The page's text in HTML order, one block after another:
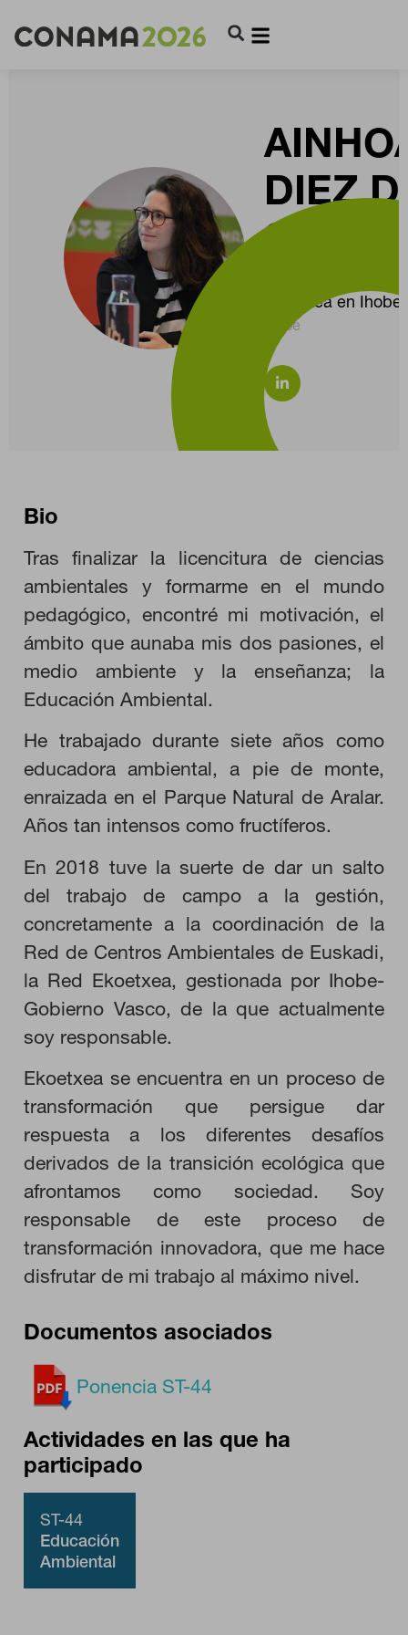
DIEZ
Ekoetxea en Ihobe
Ihobe
Bio
Tras finalizar la licencitura de ciencias
ambientales y formarme en el mundo
pedagógico, encontré mi motivación, el
ámbito que aunaba mis dos pasiones, el
medio ambiente y la enseñanza; la
Educación Ambiental.
He trabajado durante siete años como
educadora ambiental, a pie de monte,
enraizada en el Parque Natural de Aralar.
Años tan intensos como fructíferos.
En 2018 tuve la suerte de dar un salto
del trabajo de campo a la gestión,
concretamente a la coordinación de la
Red de Centros Ambientales de Euskadi,
la Red Ekoetxea, gestionada por Ihobe-
Gobierno Vasco, de la que actualmente
soy responsable.
Ekoetxea se encuentra en un proceso de
transformación que persigue dar
respuesta a los diferentes desafíos
derivados de la transición ecológica que
afrontamos como sociedad. Soy
responsable de este proceso de
transformación innovadora, que me hace
disfrutar de mi trabajo al máximo nivel.
Documentos asociados
Ponencia ST-44
Actividades en las que ha
participado
ST-44
Educación
Ambiental
CONFIGURACIÓN DE COOKIES
RECHAZAR TODO
HABILITAR TODO
Cookies necesarias
Estas cookies son necesarias para que el sitio web funcione y
no se pueden desactivar en nuestros sistemas. Puede
configurar su navegador para bloquear o alertar sobre estas
cookies, pero alguna áreas del sitio no funcionarán. Estas
cookies no almacenan ninguna información de identificación
personal.
Cookies de rendimiento
tráfico para poder evaluar el rendimiento de nuestro sitio y
mejorarlo. Nos ayudan a saber qué páginas son las más o
menos visitadas, y cómo los visitantes navegan por el sitio.
Toda la información que recogen estas cookies es agregada y,
por lo tanto, es anónima.
GUARDAR CONFIGURACIÓN
de cookies" al pie de la página. También puedes consultar nuestra
política de cookies